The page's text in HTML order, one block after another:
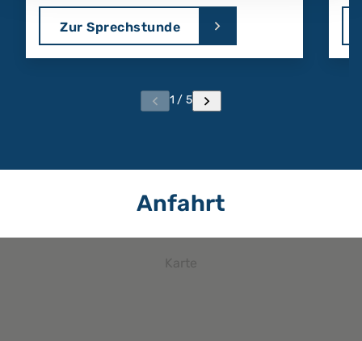
Zur Sprechstunde
1 / 5
Anfahrt
Karte